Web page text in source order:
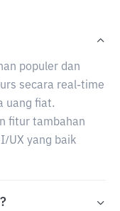
populer dan
secara real-time
uang fiat.
fitur tambahan
UX yang baik